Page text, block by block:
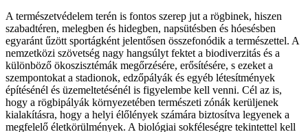
A természetvédelem terén is fontos szerep jut a rögbinek, hiszen
szabadtéren, melegben és hidegben, napsütésben és hóesésben
egyaránt űzött sportágként jelentősen összefonódik a természettel. A
nemzetközi szövetség nagy hangsúlyt fektet a biodiverzitás és a
különböző ökoszisztémák megőrzésére, erősítésére, s ezeket a
szempontokat a stadionok, edzőpályák és egyéb létesítmények
építésénél és üzemeltetésénél is figyelembe kell venni. Cél az is,
hogy a rögbipályák környezetében természeti zónák kerüljenek
kialakításra, hogy a helyi élőlények számára biztosítva legyenek a
megfelelő életkörülmények. A biológiai sokféleségre tekintettel kell